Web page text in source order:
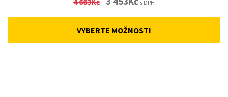
s DPH
VYBERTE MOŽNOSTI